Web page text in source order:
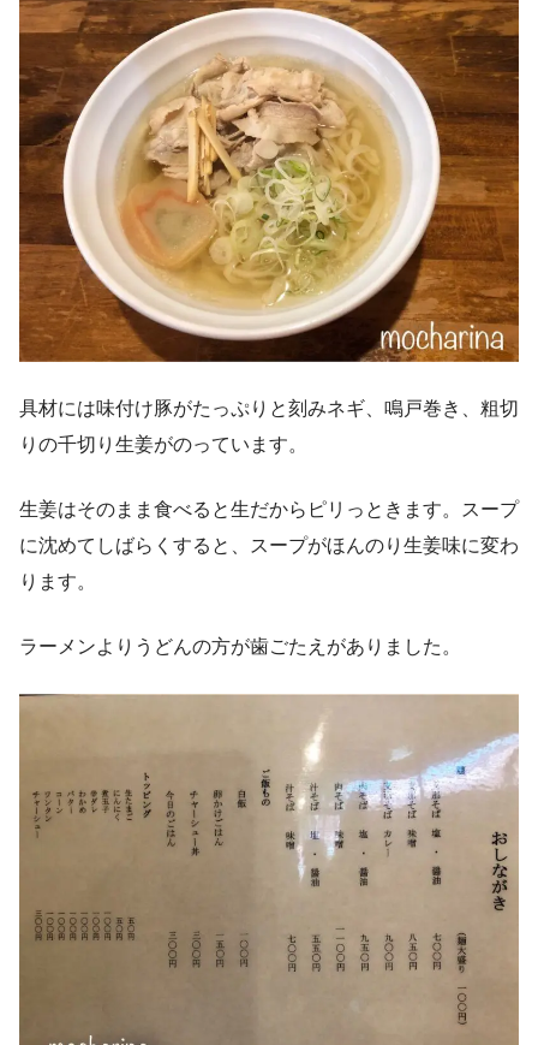
具材には味付け豚がたっぷりと刻みネギ、鳴戸巻き、粗切
りの千切り生姜がのっています。
生姜はそのまま食べると生だからピリっときます。スープ
に沈めてしばらくすると、スープがほんのり生姜味に変わ
ります。
ラーメンよりうどんの方が歯ごたえがありました。